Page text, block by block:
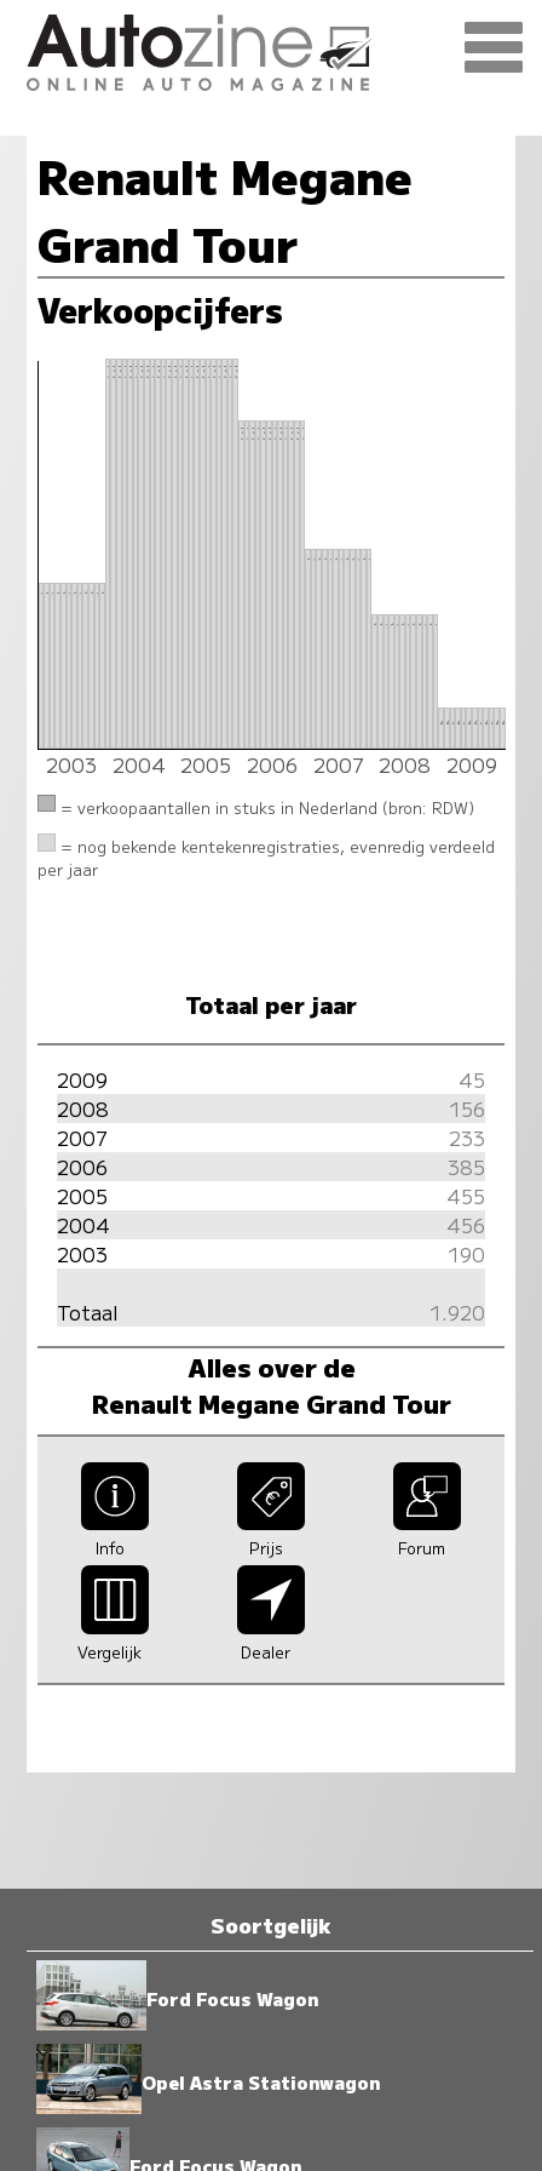
Renault Megane
Grand Tour
Verkoopcijfers
16
16
16
16
16
16
16
16
16
16
1616
38
38
38
38
38
38
38
38
38
38
38
38
38
38
38
38
38
38
38
38
38
38
3838
32
32
32
32
32
32
32
32
32
32
3232
19
19
19
19
19
19
19
19
19
19
1919
13
13
13
13
13
13
13
13
13
13
1313
444444444444
2003 2004 2005 2006 2007 2008 2009
= verkoopaantallen in stuks in Nederland (bron: RDW)
= nog bekende kentekenregistraties, evenredig verdeeld
per jaar
Totaal per jaar
2009
45
2008
156
2007
233
2006
385
2005
455
2004
456
2003
190
Totaal
1.920
Alles over de
Renault Megane Grand Tour
Info Prijs Forum
Vergelijk Dealer
Soortgelijk
Ford Focus Wagon
Opel Astra Stationwagon
Ford Focus Wagon